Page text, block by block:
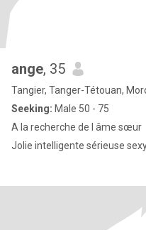
ange, 35
Tangier, Tanger-Tétouan,
Seeking: Male 50 - 75
A la recherche de l âme sœur
Jolie